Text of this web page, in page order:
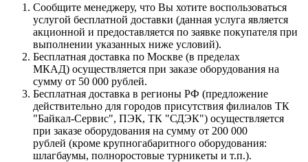
Сообщите менеджеру, что Вы хотите воспользоваться
услугой бесплатной доставки (данная услуга является
акционной и предоставляется по заявке покупателя при
выполнении указанных ниже условий).
Бесплатная доставка по Москве (в пределах
МКАД) осуществляется при заказе оборудования на
сумму от 50 000 рублей.
Бесплатная доставка в регионы РФ (предложение
действительно для городов присутствия филиалов ТК
"Байкал-Сервис", ПЭК, ТК "СДЭК") осуществляется
при заказе оборудования на сумму от 200 000
рублей (кроме крупногабаритного оборудования:
шлагбаумы, полноростовые турникеты и т.п.).